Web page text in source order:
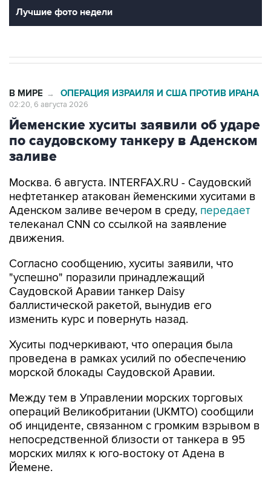
Лучшие фото недели
В МИРЕ → ОПЕРАЦИЯ ИЗРАИЛЯ И США ПРОТИВ ИРАНА
02:20, 6 августа 2026
Йеменские хуситы заявили об ударе
по саудовскому танкеру в Аденском
заливе
Москва. 6 августа. INTERFAX.RU - Саудовский
нефтетанкер атакован йеменскими хуситами в
Аденском заливе вечером в среду, передает
телеканал CNN со ссылкой на заявление
движения.
Согласно сообщению, хуситы заявили, что
"успешно" поразили принадлежащий
Саудовской Аравии танкер Daisy
баллистической ракетой, вынудив его
изменить курс и повернуть назад.
Хуситы подчеркивают, что операция была
проведена в рамках усилий по обеспечению
морской блокады Саудовской Аравии.
Между тем в Управлении морских торговых
операций Великобритании (UKMTO) сообщили
об инциденте, связанном с громким взрывом в
непосредственной близости от танкера в 95
морских милях к юго-востоку от Адена в
Йемене.